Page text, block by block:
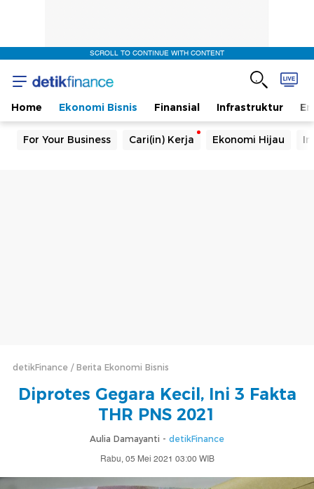
SCROLL TO CONTINUE WITH CONTENT
Home Ekonomi Bisnis Finansial Infrastruktur
For Your Business Cari(in) Kerja Ekonomi Hijau
detikFinance Berita Ekonomi Bisnis
Diprotes Gegara Kecil, Ini 3 Fakta
THR PNS 2021
Aulia Damayanti - detikFinance
Rabu, 05 Mei 2021 03:00 WIB